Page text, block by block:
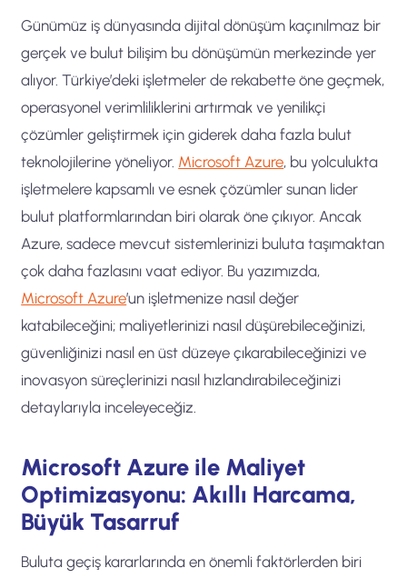
Günümüz iş dünyasında dijital dönüşüm kaçınılmaz bir
gerçek ve bulut bilişim bu dönüşümün merkezinde yer
alıyor. Türkiye’deki işletmeler de rekabette öne geçmek,
operasyonel verimliliklerini artırmak ve yenilikçi
çözümler geliştirmek için giderek daha fazla bulut
teknolojilerine yöneliyor. Microsoft Azure, bu yolculukta
işletmelere kapsamlı ve esnek çözümler sunan lider
bulut platformlarından biri olarak öne çıkıyor. Ancak
Azure, sadece mevcut sistemlerinizi buluta taşımaktan
çok daha fazlasını vaat ediyor. Bu yazımızda,
Microsoft Azure’un işletmenize nasıl değer
katabileceğini; maliyetlerinizi nasıl düşürebileceğinizi,
güvenliğinizi nasıl en üst düzeye çıkarabileceğinizi ve
inovasyon süreçlerinizi nasıl hızlandırabileceğinizi
detaylarıyla inceleyeceğiz.
Microsoft Azure ile Maliyet
Optimizasyonu: Akıllı Harcama,
Büyük Tasarruf
Buluta geçiş kararlarında en önemli faktörlerden biri